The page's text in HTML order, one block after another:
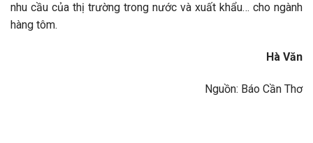
nhu cầu của thị trường trong nước và xuất khẩu… cho ngành
hàng tôm.
Hà Văn
Nguồn: Báo Cần Thơ